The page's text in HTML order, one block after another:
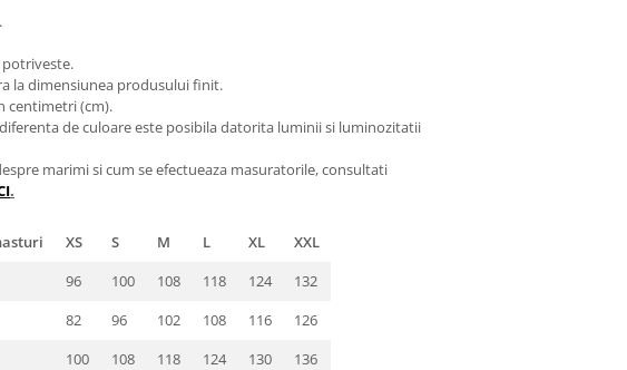
potriveste.
la dimensiunea produsului finit.
centimetri (cm).
de culoare este posibila datorita luminii si luminozitatii
marimi si cum se efectueaza masuratorile, consultati
.
XS S M L XL
XXL
96 100 108 118 124
132
82 96 102 108 116
126
100 108 118 124 130 136